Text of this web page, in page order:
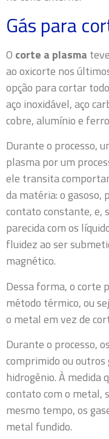
Gás para
O corte a plasma
ao oxicorte nos
opção para cortar
aço inoxidável, aço
cobre, alumínio e
Durante o processo,
plasma por um
ele transita
da matéria: o gasoso,
contato constante, e,
parecida com os
fluidez ao ser
magnético.
Dessa forma, o corte
método térmico, ou
o metal em vez de
Durante o processo,
comprimido ou outros
hidrogênio. À medida
contato com o metal,
mesmo tempo, os
metal fundido.